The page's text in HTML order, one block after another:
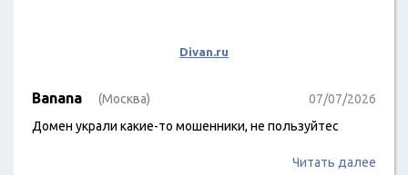
Divan.ru
Banana (Москва)
07/07/2026
Домен украли какие-то мошенники, не пользуйтес
Читать далее